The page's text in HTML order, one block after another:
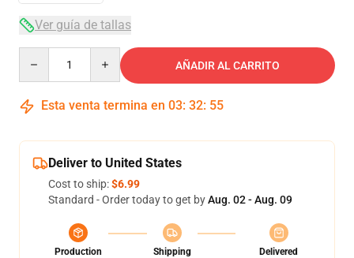
Ver guía de tallas
AÑADIR AL CARRITO
Esta venta termina en 03: 32: 54
Deliver to United States
Cost to ship:$6.99
Standard - Order today to get byAug. 02 - Aug. 09
Production
Shipping
Delivered